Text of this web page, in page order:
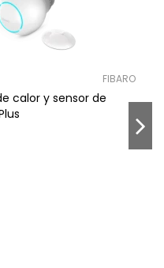
FIBARO
calor y sensor de